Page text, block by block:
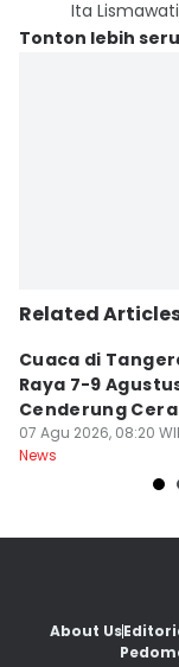
Ita
Tonton lebih
Related
Cuaca di
Raya 7-9
Cenderung
hingga Berawan
07 Agu 2026, 08:20
News
About Us